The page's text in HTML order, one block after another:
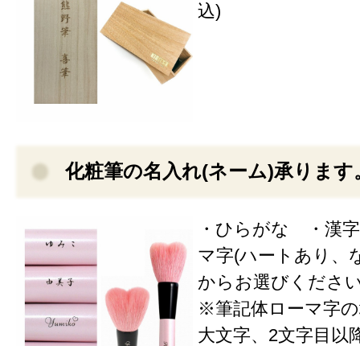
込)
化粧筆の名入れ(ネーム)承ります
・ひらがな ・漢
マ字(ハートあり、
からお選びくださ
※筆記体ローマ字
大文字、2文字目以